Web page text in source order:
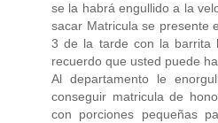
se la habrá engullido a la
sacar Matricula se presente
3 de la tarde con la barrita
recuerdo que usted puede
Al departamento le
conseguir matricula de
con porciones pequeñas